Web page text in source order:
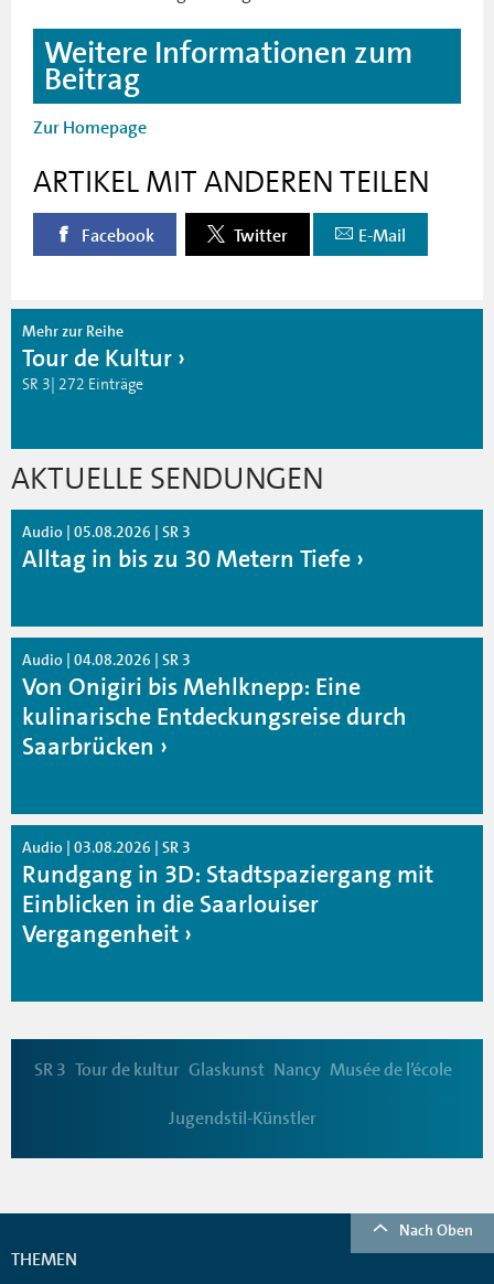
Weitere Informationen zum
Beitrag
Zur Homepage
ARTIKEL MIT ANDEREN TEILEN
Facebook Twitter E-Mail
Mehr zur Reihe
Tour de Kultur
SR 3| 272 Einträge
AKTUELLE SENDUNGEN
Audio | 05.08.2026 | SR 3
Alltag in bis zu 30 Metern Tiefe
Audio | 04.08.2026 | SR 3
Von Onigiri bis Mehlknepp: Eine
kulinarische Entdeckungsreise durch
Saarbrücken
Audio | 03.08.2026 | SR 3
Rundgang in 3D: Stadtspaziergang mit
Einblicken in die Saarlouiser
Vergangenheit
SR 3 Tour de kultur Glaskunst Nancy Musée de l’école
Jugendstil-Künstler
Nach Oben
THEMEN